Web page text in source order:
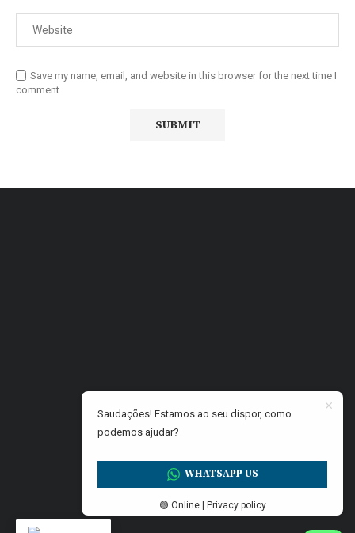
Save my name, email, and website in this browser for the next time I
comment.
Saudações! Estamos ao seu dispor, como
podemos ajudar?
WHATSAPP US
🟢 Online | Privacy policy